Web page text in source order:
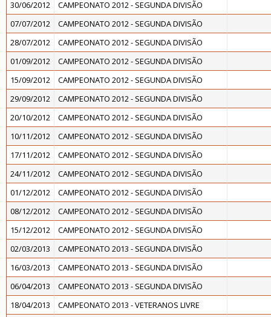
30/06/2012
CAMPEONATO 2012 - SEGUNDA DIVISÃO
07/07/2012
CAMPEONATO 2012 - SEGUNDA DIVISÃO
28/07/2012
CAMPEONATO 2012 - SEGUNDA DIVISÃO
01/09/2012
CAMPEONATO 2012 - SEGUNDA DIVISÃO
15/09/2012
CAMPEONATO 2012 - SEGUNDA DIVISÃO
29/09/2012
CAMPEONATO 2012 - SEGUNDA DIVISÃO
20/10/2012
CAMPEONATO 2012 - SEGUNDA DIVISÃO
10/11/2012
CAMPEONATO 2012 - SEGUNDA DIVISÃO
17/11/2012
CAMPEONATO 2012 - SEGUNDA DIVISÃO
24/11/2012
CAMPEONATO 2012 - SEGUNDA DIVISÃO
01/12/2012
CAMPEONATO 2012 - SEGUNDA DIVISÃO
08/12/2012
CAMPEONATO 2012 - SEGUNDA DIVISÃO
15/12/2012
CAMPEONATO 2012 - SEGUNDA DIVISÃO
02/03/2013
CAMPEONATO 2013 - SEGUNDA DIVISÃO
16/03/2013
CAMPEONATO 2013 - SEGUNDA DIVISÃO
06/04/2013
CAMPEONATO 2013 - SEGUNDA DIVISÃO
18/04/2013
CAMPEONATO 2013 - VETERANOS LIVRE